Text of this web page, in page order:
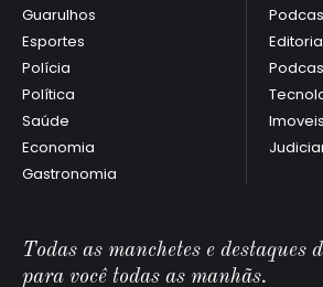
Guarulhos
Esportes
Polícia
Política
Saúde
Economia
Gastronomia
Imoveis
Todas as manchetes e destaques
para você todas as manhãs.